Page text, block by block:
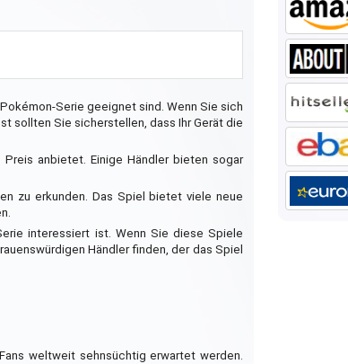
Serie geeignet sind. Wenn Sie sich
sollten Sie sicherstellen, dass Ihr Gerät die
anbietet. Einige Händler bieten sogar
zu erkunden. Das Spiel bietet viele neue
interessiert ist. Wenn Sie diese Spiele
Händler finden, der das Spiel
weltweit sehnsüchtig erwartet werden.